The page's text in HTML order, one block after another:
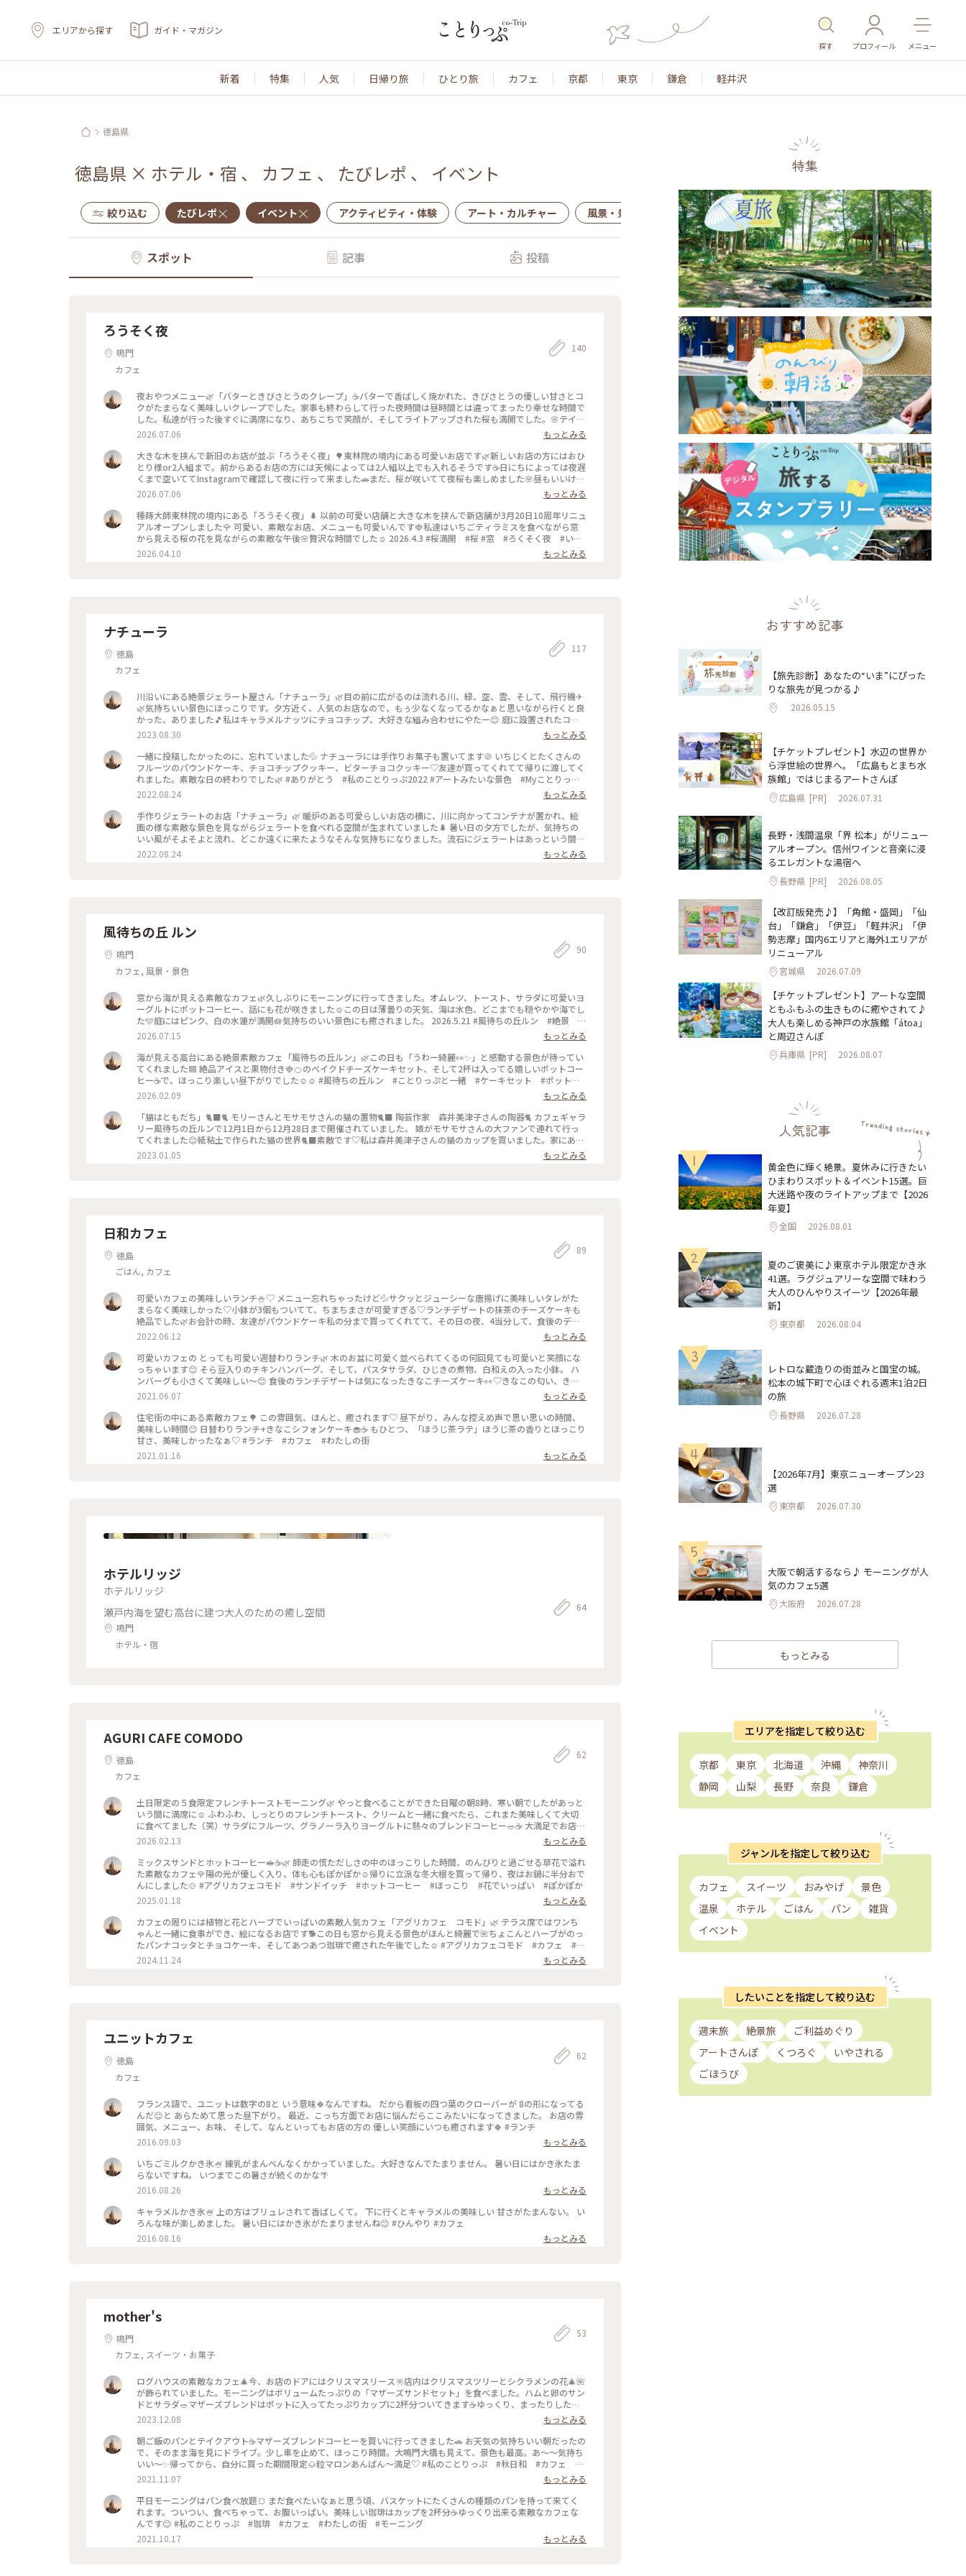
エリアから探す ガイド・マガジン
探す プロフィール メニュー
新着 特集 人気 日帰り旅 ひとり旅 カフェ 京都 東京 鎌倉 軽井沢
徳島県
徳島県 × ホテル・宿 、 カフェ 、 たびレポ 、 イベント
絞り込む たびレポ イベント アクティビティ・体験 アート・カルチャー 風景・景色 名所・旧跡 温泉・スパ その他施設 ごはん
スポット 記事 投稿
ろうそく夜
鳴門
カフェ
140
夜おやつメニュー🌿「バターときびさとうのクレープ」☕️バターで香ばしく焼かれた、きびさとうの優しい甘さとコ
クがたまらなく美味しいクレープでした。家事も終わらして行った夜時間は昼時間とは違ってまったり幸せな時間で
した。私達が行った後すぐに満席になり、あちこちで笑顔が、そしてライトアップされた桜も満開でした。🌸テイク
アウトのフィナンシェも買って帰りました。☺️ 2026.4.14 #ろうそく夜 #夜おやつメニュー #クレープ #コーヒ
ー #カフェ #夜カフェ #桜 #桜ライトアップ #ひみつの絶景
2026.07.06
もっとみる
大きな木を挟んで新旧のお店が並ぶ「ろうそく夜」🌳東林院の境内にある可愛いお店です🌿新しいお店の方にはおひ
とり様or2人組まで。前からあるお店の方には天候によっては2人組以上でも入れるそうです☕️日にちによっては夜遅
くまで空いててInstagramで確認して夜に行って来ました🚗まだ、桜が咲いてて夜桜も楽しめました🌸昼もいいけど
夜もまた素敵💡です🌳 2026.4.14 #ろうそく夜 #ひみつの絶景 #夜カフェ #桜 #カフェ
2026.07.06
もっとみる
種蒔大師東林院の境内にある「ろうそく夜」🌲 以前の可愛い店舗と大きな木を挟んで新店舗が3月20日10周年リニュ
アルオープンしました🌹 可愛い、素敵なお店、メニューも可愛いんです🍓私達はいちごティラミスを食べながら窓
から見える桜の花を見ながらの素敵な午後🌸贅沢な時間でした☺️ 2026.4.3 #桜満開 #桜 #窓 #ろくそく夜 #いち
ごティラミス #ラテ #景色
2026.04.10 もっとみる
ナチューラ
徳島
カフェ
117
川沿いにある絶景ジェラート屋さん「ナチューラ」🌿目の前に広がるのは流れる川、緑、空、雲、そして、飛行機✈︎
🌿気持ちいい景色にほっこりです。夕方近く、人気のお店なので、もぅ少なくなってるかなぁと思いながら行くと良
かった、ありました🎵私はキャラメルナッツにチョコチップ、大好きな組み合わせにやたー😊 庭に設置されたコン
テナは外の席🪑もっと川に近くて、風を感じながら楽しめます。いい景色にまた、ほっこりでした♡ #カメラ旅 #
私のことりっぷ旅 #美しい町 #わたしの町 #ナチューラ #ジェラート
2023.08.30
もっとみる
一緒に投稿したかったのに、忘れていました💦 ナチューラには手作りお菓子も置いてます🍪 いちじくとたくさんの
フルーツのパウンドケーキ、チョコチップクッキー、ビターチョコクッキー♡友達が買ってくれてて帰りに渡してく
れました。素敵な日の終わりでした🌿 #ありがとう #私のことりっぷ2022 #アートみたいな景色 #Myことりっぷ
#ナチューラ #焼き菓子
2022.08.24
もっとみる
手作りジェラートのお店「ナチューラ」🌿 暖炉のある可愛らしいお店の横に、川に向かってコンテナが置かれ、絵
画の様な素敵な景色を見ながらジェラートを食べれる空間が生まれていました🌲 暑い日の夕方でしたが、気持ちの
いい風がそよそよと流れ、どこか遠くに来たようなそんな気持ちになりました。流石にジェラートはあっという間に
溶け出し、友達と笑いながら急いで食べました（笑）流れる川と風が感じれる特等席、隣には大好きな友達、本当
に、素敵な時間を過ごせるお店です🌿 #ナチューラ #私のことりっぷ2022 #アートみたいな景色 #Myことりっぷ
2022.08.24 もっとみる
風待ちの丘 ルン
鳴門
カフェ, 風景・景色
90
窓から海が見える素敵なカフェ🌿久しぶりにモーニングに行ってきました。オムレツ、トースト、サラダに可愛いヨ
ーグルトにポットコーヒー、話にも花が咲きました☺️この日は薄曇りの天気、海は水色、どこまでも穏やかや海でし
た🩵庭にはピンク、白の水蓮が満開🪷気持ちのいい景色にも癒されました。 2026.5.21 #風待ちの丘ルン #絶景 #
海 #モーニング #可愛い #ひみつの絶景
2026.07.15
もっとみる
海が見える高台にある絶景素敵カフェ「風待ちの丘ルン」🌿この日も「うわー綺麗👀✨」と感動する景色が待ってい
てくれました🟦 絶品アイスと果物付き🍓🍊のベイクドチーズケーキセット、そして2杯は入ってる嬉しいポットコー
ヒー☕️で、ほっこり楽しい昼下がりでした☺️☺️ #風待ちの丘ルン #ことりっぷと一緒 #ケーキセット #ポットコ
ーヒー #カフェ #海が見える店 #絶景
2026.02.09
もっとみる
「猫はともだち」🐈‍⬛🐈 モリーさんとモサモサさんの猫の置物🐈‍⬛ 陶芸作家 森井美津子さんの陶器🐈 カフェギャラ
リー風待ちの丘ルンで12月1日から12月28日まで開催されていました。 娘がモサモサさんの大ファンで連れて行っ
てくれました😊紙粘土で作られた猫の世界🐈‍⬛素敵です♡私は森井美津子さんの猫のカップを買いました。家にある
娘が使っている可愛い猫が描かれたカップは森井美津子さんの作品と知り、より愛着が湧きました♡可愛いもの、素
敵なものを見ると元気が出る私です。行けて本当に良かったなぁと思いました🚗 #ファンタジーの世界 #モリーさ
2023.01.05 もっとみる
日和カフェ
徳島
ごはん, カフェ
89
可愛いカフェの美味しいランチ🍚♡ メニュー忘れちゃったけど💦サクッとジューシーな唐揚げに美味しいタレがた
まらなく美味しかった♡小鉢が3個もついてて、ちまちまさが可愛すぎる♡ランチデザートの抹茶のチーズケーキも
絶品でした🌿お会計の時、友達がパウンドケーキ私の分まで買ってくれてて、その日の夜、4当分して、食後のデザ
ートに食べました♡パサつき全くなしのしっとり食感がたまらない、しっかりした味で美味しかった♡お店全部が可
愛くて気持ちは非日常になれるんです🌿 #Myことりっぷ #春風さんぽ #日和カフェ #週替わりランチ #カフェ
2022.06.12
もっとみる
可愛いカフェの とっても可愛い週替わりランチ🌿 木のお盆に可愛く並べられてくるの何回見ても可愛いと笑顔にな
っちゃいます😊 そら豆入りのチキンハンバーグ、そして、パスタサラダ、ひじきの煮物、白和えの入った小鉢。 ハ
ンバーグも小さくて美味しい〜😊 食後のランチデザートは気になったきなこチーズケーキ👀♡きなこの匂い、きな
こ味のチーズケーキ🎵すごく美味しくて食後のランチコーヒーを飲んだ後、見た目にも可愛い「カフェオーレ」頼ん
じゃいました😊 可愛い、ほっこりする食器も置いてある、また、行きたくなるお店です💠 #カフェ #スイーツ #
ランチ #コーヒー #わたしの街 #日和カフェ
2021.06.07
もっとみる
住宅街の中にある素敵カフェ🌳 この雰囲気、ほんと、癒されます♡ 昼下がり、みんな控えめ声で思い思いの時間、
美味しい時間😊 日替わりランチ+きなこシフォンケーキ🧁☕️ もひとつ、「ほうじ茶ラテ」ほうじ茶の香りとほっこり
甘さ、美味しかったなぁ♡ #ランチ #カフェ #わたしの街
2021.01.16
もっとみる
ホテルリッジ
ホテルリッジ
瀬戸内海を望む高台に建つ大人のための癒し空間
鳴門
ホテル・宿
64
AGURI CAFE COMODO
徳島
カフェ
62
土日限定の５食限定フレンチトーストモーニング🌿 やっと食べることができた日曜の朝8時、寒い朝でしたがあっと
いう間に満席に☺️ ふわふわ、しっとりのフレンチトースト、クリームと一緒に食べたら、これまた美味しくて大切
に食べてました（笑）サラダにフルーツ、グラノーラ入りヨーグルトに熱々のブレンドコーヒー🥗☕️ 大満足でお店を
出る時には行列ができていました。また、並んでも来たいお店です🌿 2026.1.25 #アグリカフェコモド #モーニン
グ #土日限定フレンチトーストモーニング #コーヒー #カフェ
2026.02.13
もっとみる
ミックスサンドとホットコーヒー🥪☕️🌿 師走の慌ただしさの中のほっこりした時間、のんびりと過ごせる草花で溢れ
た素敵なカフェ🌹陽の光が優しく入り、体も心もぽかぽか☺️帰りに立派な冬大根を買って帰り、夜はお鍋に半分おで
んにしました🍲 #アグリカフェコモド #サンドイッチ #ホットコーヒー #ほっこり #花でいっぱい #ぽかぽか
2025.01.18
もっとみる
カフェの周りには植物と花とハーブでいっぱいの素敵人気カフェ「アグリカフェ コモド」🌿 テラス席ではワンち
ゃんと一緒に食事ができ、絵になるお店です🐕この日も窓から見える景色がほんと綺麗で🌺ちょこんとハーブがのっ
たパンナコッタとチョコケーキ、そしてあつあつ珈琲で癒された午後でした☺️ #アグリカフェコモド #カフェ #コ
ーヒー #ハーブ農園 #素敵カフェ
2024.11.24 もっとみる
ユニットカフェ
徳島
カフェ
62
フランス語で、ユニットは数字の8と いう意味🍀なんですね。 だから看板の四つ葉のクローバーが 8の形になってる
んだ😊と あらためて思った昼下がり。 最近、こっち方面でお店に悩んだらここみたいになってきました。 お店の雰
囲気、メニュー、お味、 そして、なんといってもお店の方の 優しい笑顔にいつも癒されます🍀 #ランチ
2016.09.03
もっとみる
いちごミルクかき氷🍧 練乳がまんべんなくかかっていました。大好きなんでたまりません。 暑い日にはかき氷たま
らないですね。 いつまでこの暑さが続くのかな🌴
2016.08.26
もっとみる
キャラメルかき氷🍧 上の方はブリュレされて香ばしくて。 下に行くとキャラメルの美味しい 甘さがたまんない。 い
ろんな味が楽しめました。 暑い日にはかき氷がたまりませんね😊 #ひんやり #カフェ
2016.08.16
もっとみる
mother's
鳴門
カフェ, スイーツ・お菓子
53
ログハウスの素敵なカフェ🎄今、お店のドアにはクリスマスリース🪅店内はクリスマスツリーとシクラメンの花🎄🌺
が飾られていました。モーニングはボリュームたっぷりの「マザーズサンドセット」を食べました。ハムと卵のサン
ドとサラダ🥗マザーズブレンドはポットに入ってたっぷりカップに2杯分ついてきます☕️ゆっくり、まったりしたい
朝にはぴったりのセットです。次から次とお客さんが来る人気のお店です😊 #マザーズ #マザーズサンド #カフ
ェ #モーニング #わたしの街 #クリスマス
2023.12.08
もっとみる
朝ご飯のパンとテイクアウト☕️マザーズブレンドコーヒーを買いに行ってきました🚗 お天気の気持ちいい朝だったの
で、そのまま海を見にドライブ。少し車を止めて、ほっこり時間。大鳴門大橋も見えて、景色も最高。あ〜〜気持ち
いい〜✨帰ってから、自分に買った期間限定🌰粒マロンあんぱん〜満足♡ #私のことりっぷ #秋日和 #カフェ #
コーヒー #テイクアウト #パン #海
2021.11.07
もっとみる
平日モーニングはパン食べ放題🍞 まだ食べたいなぁと思う頃、バスケットにたくさんの種類のパンを持って来てく
れます。ついつい、食べちゃって、お腹いっぱい。美味しい珈琲はカップを2杯分☕️ゆっくり出来る素敵なカフェな
んです😊 #私のことりっぷ #珈琲 #カフェ #わたしの街 #モーニング
2021.10.17
もっとみる
特集
おすすめ記事
【旅先診断】あなたの“いま”にぴった
りな旅先が見つかる♪
2026.05.15
【チケットプレゼント】水辺の世界か
ら浮世絵の世界へ。「広島もとまち水
族館」ではじまるアートさんぽ
広島県 [PR] 2026.07.31
長野・浅間温泉「界 松本」がリニュー
アルオープン。信州ワインと音楽に浸
るエレガントな湯宿へ
長野県 [PR] 2026.08.05
【改訂版発売♪】「角館・盛岡」「仙
台」「鎌倉」「伊豆」「軽井沢」「伊
勢志摩」国内6エリアと海外1エリアが
リニューアル
宮城県 2026.07.09
【チケットプレゼント】アートな空間
ともふもふの生きものに癒やされて♪
大人も楽しめる神戸の水族館「átoa」
と周辺さんぽ
兵庫県 [PR] 2026.08.07
人気記事
1
黄金色に輝く絶景。夏休みに行きたい
ひまわりスポット＆イベント15選。巨
大迷路や夜のライトアップまで【2026
年夏】
全国 2026.08.01
2
夏のご褒美に♪東京ホテル限定かき氷
41選。ラグジュアリーな空間で味わう
大人のひんやりスイーツ【2026年最
新】
東京都 2026.08.04
3
レトロな蔵造りの街並みと国宝の城。
松本の城下町で心ほぐれる週末1泊2日
の旅
長野県 2026.07.28
4
【2026年7月】東京ニューオープン23
選
東京都 2026.07.30
5
大阪で朝活するなら♪ モーニングが人
気のカフェ5選
大阪府 2026.07.28
もっとみる
エリアを指定して絞り込む
京都 東京 北海道 沖縄
神奈川
静岡
山梨 長野 奈良 鎌倉
ジャンルを指定して絞り込む
カフェ スイーツ おみやげ
景色
温泉
ホテル ごはん パン
雑貨
イベント
したいことを指定して絞り込む
週末旅 絶景旅
ご利益めぐり
アートさんぽ
くつろぐ
いやされる
ごほうび